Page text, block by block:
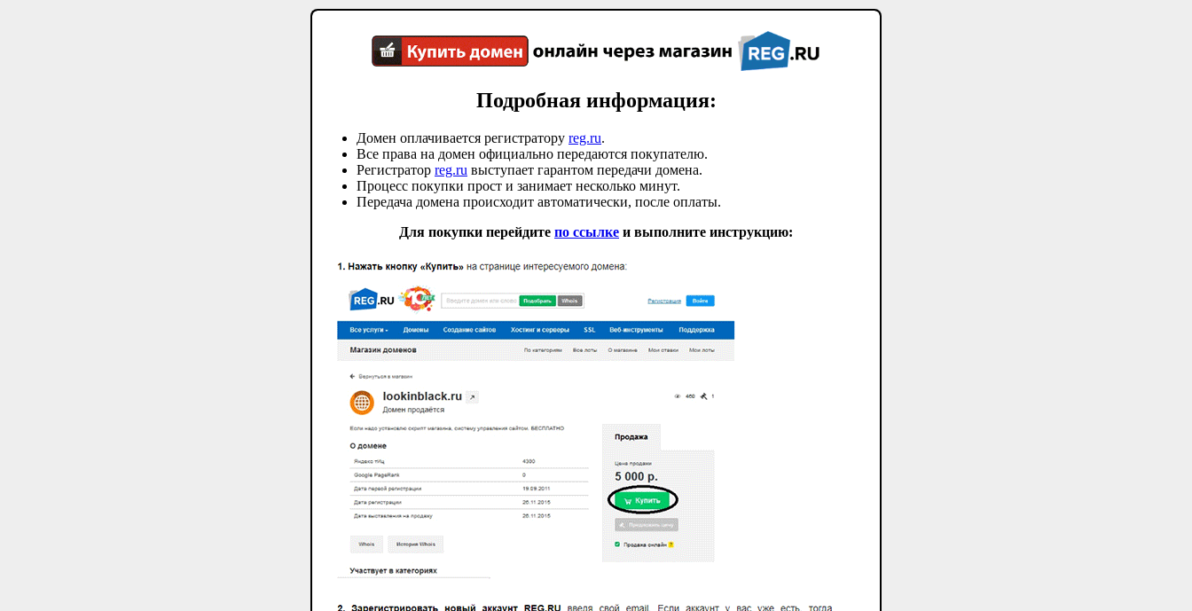
Подробная информация:
Домен оплачивается регистратору reg.ru.
Все права на домен официально передаются покупателю.
Регистратор reg.ru выступает гарантом передачи домена.
Процесс покупки прост и занимает несколько минут.
Передача домена происходит автоматически, после оплаты.
Для покупки перейдите по ссылке и выполните инструкцию: